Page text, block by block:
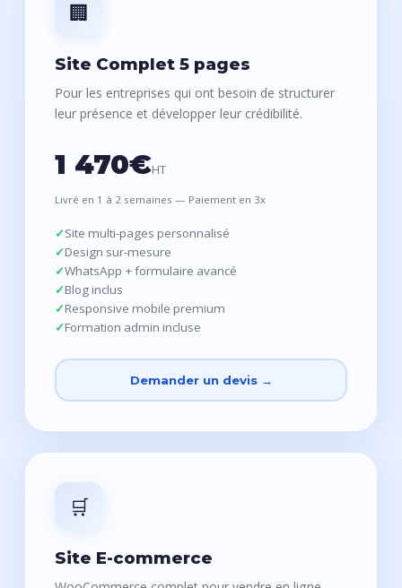
🏢
Site Complet 5 pages
Pour les entreprises qui ont besoin de structurer
leur présence et développer leur crédibilité.
1 470€HT
Livré en 1 à 2 semaines — Paiement en 3x
Site multi-pages personnalisé
Design sur-mesure
WhatsApp + formulaire avancé
Blog inclus
Responsive mobile premium
Formation admin incluse
Demander un devis →
🛒
Site E-commerce